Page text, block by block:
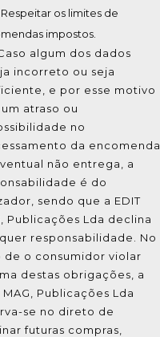
Respeitar os limites de
impostos.
algum dos dados
incorreto ou seja
e por esse motivo
atraso ou
no
da encomenda,
não entrega, a
é do
sendo que a EDIT
Publicações Lda declina
responsabilidade. No
de o consumidor violar
destas obrigações, a
MAG, Publicações Lda
se no direto de
futuras compras,